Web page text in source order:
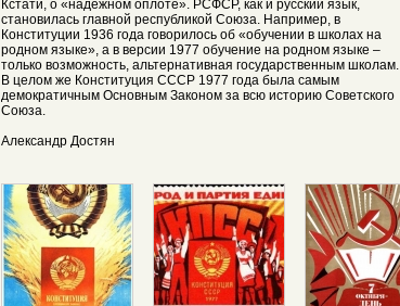
Кстати, о «надежном оплоте». РСФСР, как и русский язык,
становилась главной республикой Союза. Например, в
Конституции 1936 года говорилось об «обучении в школах на
родном языке», а в версии 1977 обучение на родном языке –
только возможность, альтернативная государственным школам.
В целом же Конституция СССР 1977 года была самым
демократичным Основным Законом за всю историю Советского
Союза.
Александр Достян